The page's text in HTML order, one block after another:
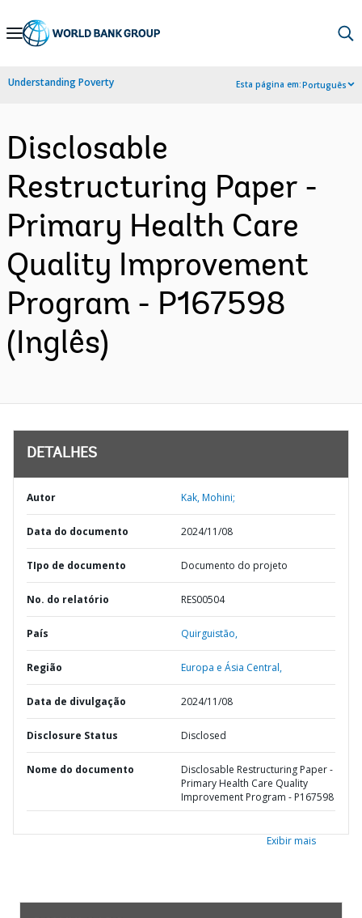
Skip
Navigation
Understanding Poverty Esta página em:Português
Disclosable
Restructuring Paper -
Primary Health Care
Quality Improvement
Program - P167598
(Inglês)
DETALHES
Autor Kak, Mohini;
Data do documento 2024/11/08
TIpo de documento Documento do projeto
No. do relatório RES00504
País Quirguistão,
Região Europa e Ásia Central,
Data de divulgação 2024/11/08
Disclosure Status Disclosed
Nome do documento
Disclosable Restructuring Paper -
Primary Health Care Quality
Improvement Program - P167598
Exibir mais